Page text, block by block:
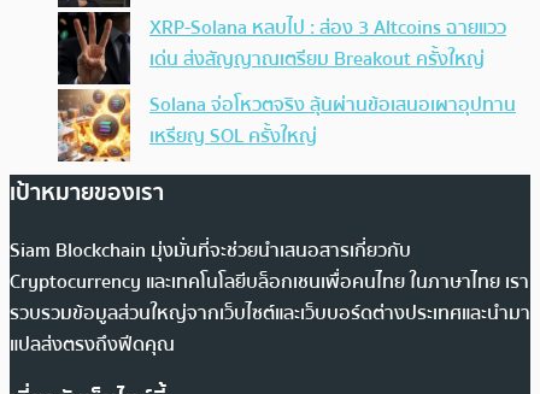
XRP-Solana หลบไป : ส่อง 3 Altcoins ฉายแวว
เด่น ส่งสัญญาณเตรียม Breakout ครั้งใหญ่
Solana จ่อโหวตจริง ลุ้นผ่านข้อเสนอเผาอุปทาน
เหรียญ SOL ครั้งใหญ่
เป้าหมายของเรา
Siam Blockchain มุ่งมั่นที่จะช่วยนำเสนอสารเกี่ยวกับ
Cryptocurrency และเทคโนโลยีบล็อกเชนเพื่อคนไทย ในภาษาไทย เรา
รวบรวมข้อมูลส่วนใหญ่จากเว็บไซต์และเว็บบอร์ดต่างประเทศและนำมา
แปลส่งตรงถึงฟีดคุณ